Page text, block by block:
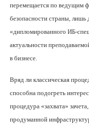
перемещается по ведущим
безопасности страны, лишь
«дипломированного ИБ-
актуальности
в бизнесе.
Вряд ли классическая
способна подогреть
процедура «захвата»
продуманной